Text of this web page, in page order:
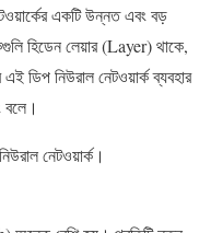
একটি উন্নত এবং বড়
হিডেন লেয়ার (Layer) থাকে,
ডিপ নিউরাল নেটওয়ার্ক ব্যবহার
বলে।
নেটওয়ার্ক।